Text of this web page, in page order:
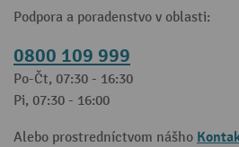
Podpora a poradenstvo v oblasti:
0800 109 999
Po-Čt, 07:30 - 16:30
Pi, 07:30 - 16:00
Alebo prostredníctvom nášho